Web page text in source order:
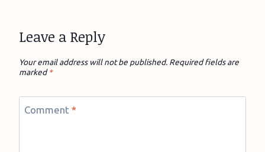
Leave a Reply
Your email address will not be published. Required fields are
marked*
Comment *